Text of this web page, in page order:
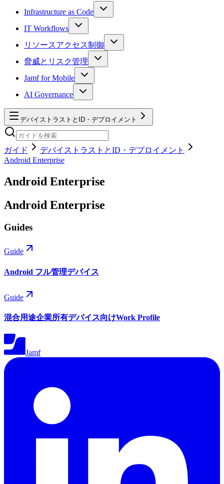
Infrastructure as Code
IT Workflows
リソースアクセス制御
脅威とリスク管理
Jamf for Mobile
AI Governance
デバイストラストとID・デプロイメント
ガイド
デバイストラストとID・デプロイメント
Android Enterprise
Android Enterprise
Android Enterprise
Guides
Guide
Android フル管理デバイス
Guide
混合用途企業所有デバイス向けWork Profile
Jamf